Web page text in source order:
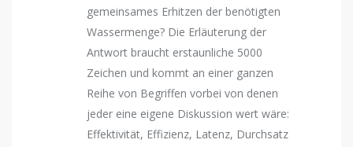
gemeinsames Erhitzen der benötigten
Wassermenge? Die Erläuterung der
Antwort braucht erstaunliche 5000
Zeichen und kommt an einer ganzen
Reihe von Begriffen vorbei von denen
jeder eine eigene Diskussion wert wäre:
Effektivität, Effizienz, Latenz, Durchsatz